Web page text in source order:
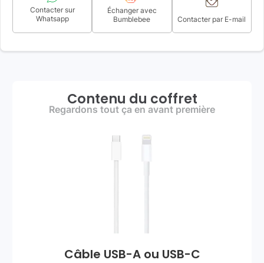
Contacter sur
Whatsapp
Échanger avec
Bumblebee
Contacter par E-mail
Contenu du coffret
Regardons tout ça en avant première
Câble USB-A ou USB-C